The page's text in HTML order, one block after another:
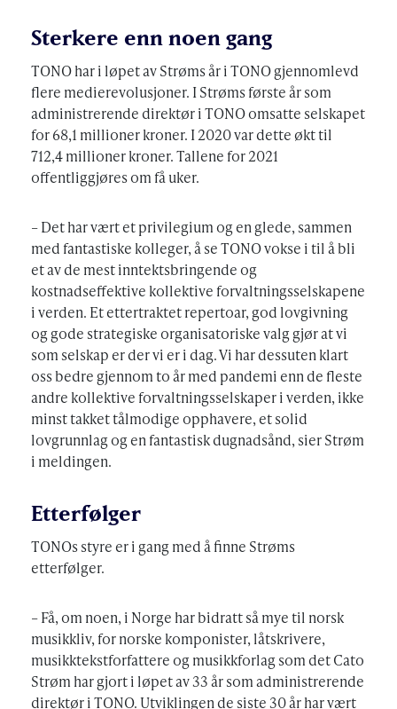
Sterkere enn noen gang
TONO har i løpet av Strøms år i TONO gjennomlevd
flere medierevolusjoner. I Strøms første år som
administrerende direktør i TONO omsatte selskapet
for 68,1 millioner kroner. I 2020 var dette økt til
712,4 millioner kroner. Tallene for 2021
offentliggjøres om få uker.
– Det har vært et privilegium og en glede, sammen
med fantastiske kolleger, å se TONO vokse i til å bli
et av de mest inntektsbringende og
kostnadseffektive kollektive forvaltningsselskapene
i verden. Et ettertraktet repertoar, god lovgivning
og gode strategiske organisatoriske valg gjør at vi
som selskap er der vi er i dag. Vi har dessuten klart
oss bedre gjennom to år med pandemi enn de fleste
andre kollektive forvaltningsselskaper i verden, ikke
minst takket tålmodige opphavere, et solid
lovgrunnlag og en fantastisk dugnadsånd, sier Strøm
i meldingen.
Etterfølger
TONOs styre er i gang med å finne Strøms
etterfølger.
– Få, om noen, i Norge har bidratt så mye til norsk
musikkliv, for norske komponister, låtskrivere,
musikktekstforfattere og musikkforlag som det Cato
Strøm har gjort i løpet av 33 år som administrerende
direktør i TONO. Utviklingen de siste 30 år har vært